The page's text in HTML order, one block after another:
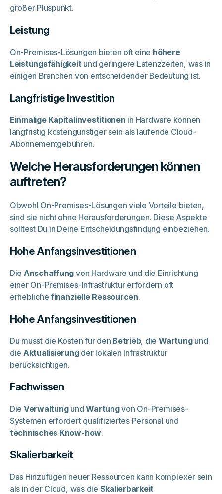
großer Pluspunkt.
Leistung
On-Premises-Lösungen bieten oft eine höhere
Leistungsfähigkeit und geringere Latenzzeiten, was in
einigen Branchen von entscheidender Bedeutung ist.
Langfristige Investition
Einmalige Kapitalinvestitionen in Hardware können
langfristig kostengünstiger sein als laufende Cloud-
Abonnementgebühren.
Welche Herausforderungen können
auftreten?
Obwohl On-Premises-Lösungen viele Vorteile bieten,
sind sie nicht ohne Herausforderungen. Diese Aspekte
solltest Du in Deine Entscheidungsfindung einbeziehen.
Hohe Anfangsinvestitionen
Die Anschaffung von Hardware und die Einrichtung
einer On-Premises-Infrastruktur erfordern oft
erheblichefinanzielle Ressourcen.
Hohe Anfangsinvestitionen
Du musst die Kosten für den Betrieb, dieWartungund
die Aktualisierungder lokalen Infrastruktur
berücksichtigen.
Fachwissen
Die VerwaltungundWartungvon On-Premises-
Systemen erfordert qualifiziertes Personal und
technisches Know-how.
Skalierbarkeit
Das Hinzufügen neuer Ressourcen kann komplexer sein
als in der Cloud, was die Skalierbarkeit